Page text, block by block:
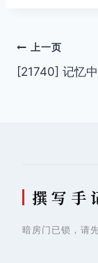
文
章
上一页
[21740] 记忆
撰 写 手
暗房门已锁，请